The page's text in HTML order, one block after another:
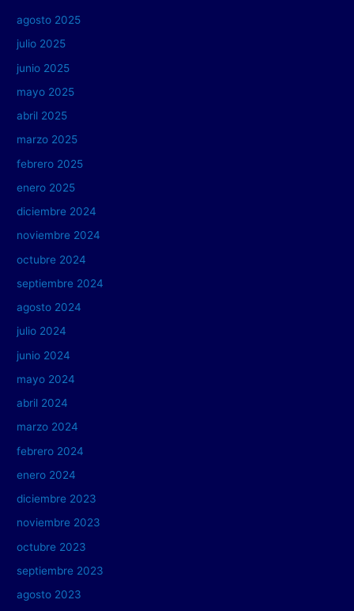
agosto 2025
julio 2025
junio 2025
mayo 2025
abril 2025
marzo 2025
febrero 2025
enero 2025
diciembre 2024
noviembre 2024
octubre 2024
septiembre 2024
agosto 2024
julio 2024
junio 2024
mayo 2024
abril 2024
marzo 2024
febrero 2024
enero 2024
diciembre 2023
noviembre 2023
octubre 2023
septiembre 2023
agosto 2023